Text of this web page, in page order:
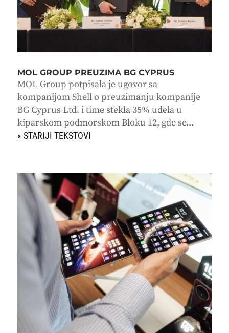
MOL GROUP PREUZIMA BG CYPRUS
MOL Group potpisala je ugovor sa
kompanijom Shell o preuzimanju kompanije
BG Cyprus Ltd. i time stekla 35% udela u
kiparskom podmorskom Bloku 12, gde se...
« STARIJI UNOSI